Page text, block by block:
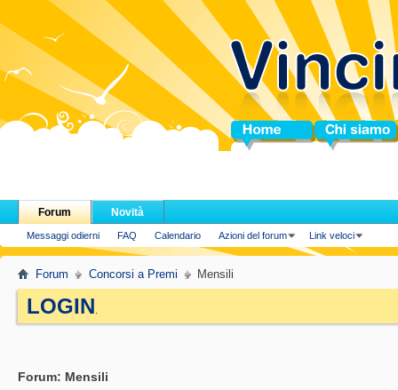
Home Chi siamo
Forum
Messaggi odierni FAQ Calendario Azioni del forum Link veloci
Novità
Forum Concorsi a Premi Mensili
LOGIN.
Forum: Mensili